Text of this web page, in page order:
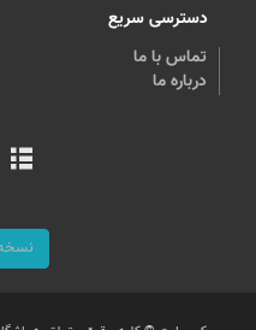
دسترسی سریع
تماس با ما
درباره ما